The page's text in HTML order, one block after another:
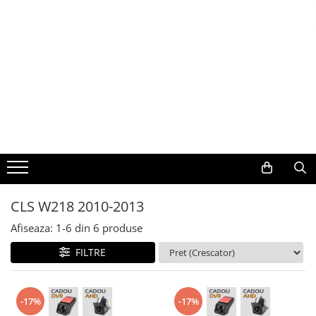
Volkswagen
Audi
Mercedes Benz
Ford
Skoda
CLS W218 2010-2013
Afiseaza: 1-6 din 6 produse
FILTRE
-17% -17%